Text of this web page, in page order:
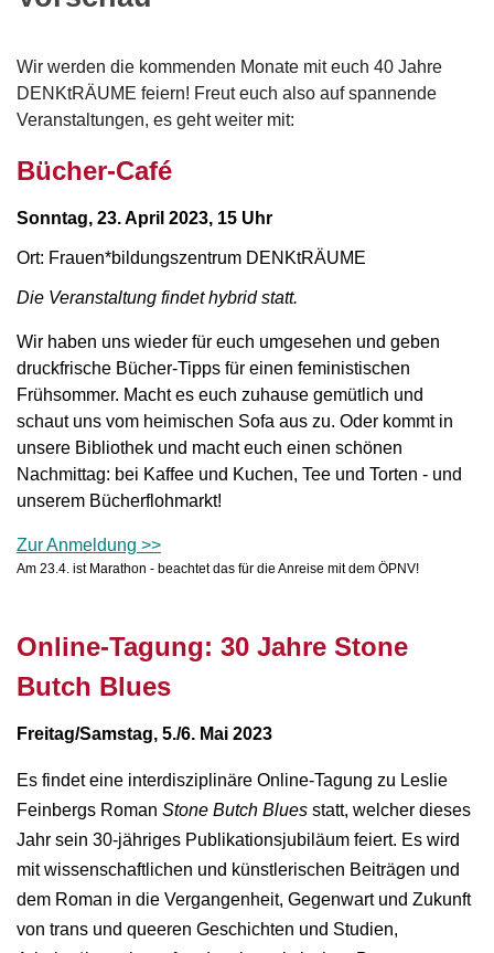
Wir werden die kommenden Monate mit euch 40 Jahre
DENKtRÄUME feiern! Freut euch also auf spannende
Veranstaltungen, es geht weiter mit:
Bücher-Café
Sonntag, 23. April 2023, 15 Uhr
Ort: Frauen*bildungszentrum DENKtRÄUME
Die Veranstaltung findet hybrid statt.
Wir haben uns wieder für euch umgesehen und geben
druckfrische Bücher-Tipps für einen feministischen
Frühsommer. Macht es euch zuhause gemütlich und
schaut uns vom heimischen Sofa aus zu. Oder kommt in
unsere Bibliothek und macht euch einen schönen
Nachmittag: bei Kaffee und Kuchen, Tee und Torten - und
unserem Bücherflohmarkt!
Zur Anmeldung >>
Am 23.4. ist Marathon - beachtet das für die Anreise mit dem ÖPNV!
Online-Tagung: 30 Jahre Stone
Butch Blues
Freitag/Samstag, 5./6. Mai 2023
Es findet eine interdisziplinäre Online-Tagung zu Leslie
Feinbergs Roman Stone Butch Blues statt, welcher dieses
Jahr sein 30-jähriges Publikationsjubiläum feiert. Es wird
mit wissenschaftlichen und künstlerischen Beiträgen und
dem Roman in die Vergangenheit, Gegenwart und Zukunft
von trans und queeren Geschichten und Studien,